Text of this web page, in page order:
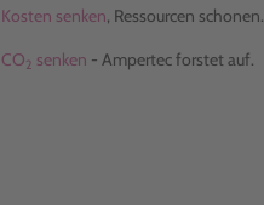
Kosten senken, Ressourcen schonen.
CO2 senken - Ampertec forstet auf.